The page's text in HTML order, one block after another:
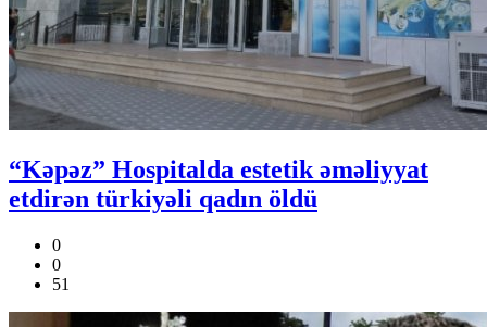
“Kəpəz” Hospitalda estetik əməliyyat
etdirən türkiyəli qadın öldü
0
0
51